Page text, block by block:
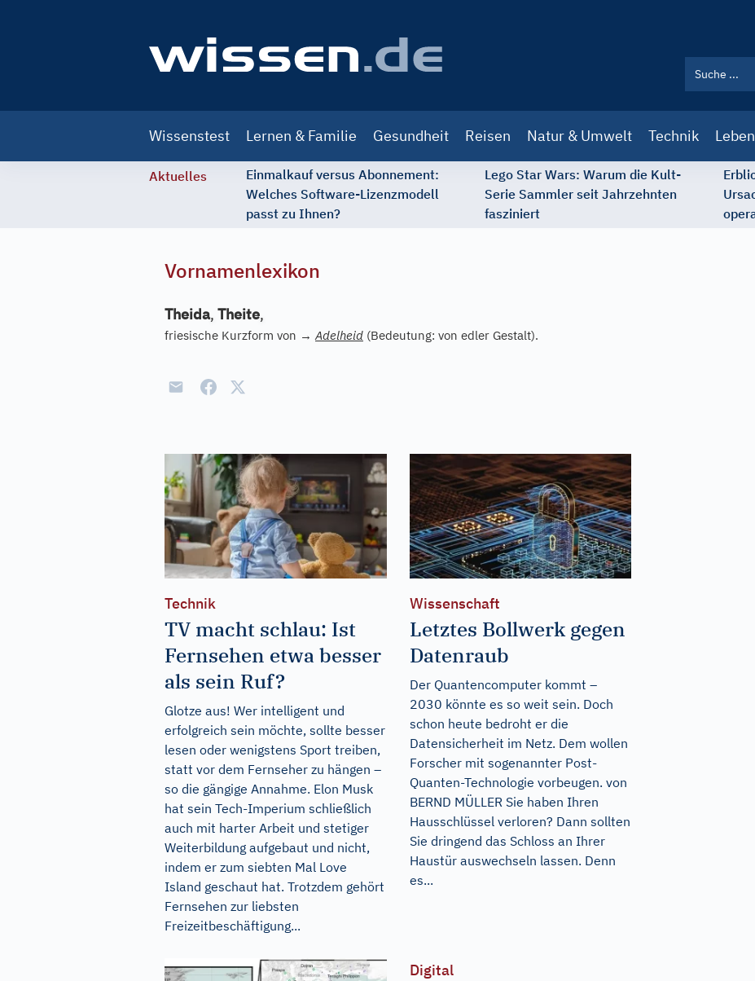
navigation
Wissenstest Lernen & Familie Gesundheit Reisen Natur & Umwelt Technik
Aktuelles
Einmalkauf versus Abonnement:
Welches Software-Lizenzmodell
passt zu Ihnen?
Lego Star Wars: Warum die Kult-
Serie Sammler seit Jahrzehnten
fasziniert
Vornamenlexikon
Theida, Theite,
friesische Kurzform von →Adelheid (Bedeutung: von edler Gestalt).
Technik
TV macht schlau: Ist
Fernsehen etwa besser
als sein Ruf?
Glotze aus! Wer intelligent und
erfolgreich sein möchte, sollte besser
lesen oder wenigstens Sport treiben,
statt vor dem Fernseher zu hängen –
so die gängige Annahme. Elon Musk
hat sein Tech-Imperium schließlich
auch mit harter Arbeit und stetiger
Weiterbildung aufgebaut und nicht,
indem er zum siebten Mal Love
Island geschaut hat. Trotzdem gehört
Fernsehen zur liebsten
Freizeitbeschäftigung...
Wissenschaft
Letztes Bollwerk gegen
Datenraub
Der Quantencomputer kommt –
2030 könnte es so weit sein. Doch
schon heute bedroht er die
Datensicherheit im Netz. Dem wollen
Forscher mit sogenannter Post-
Quanten-Technologie vorbeugen. von
BERND MÜLLER Sie haben Ihren
Hausschlüssel verloren? Dann sollten
Sie dringend das Schloss an Ihrer
Haustür auswechseln lassen. Denn
es...
Digital